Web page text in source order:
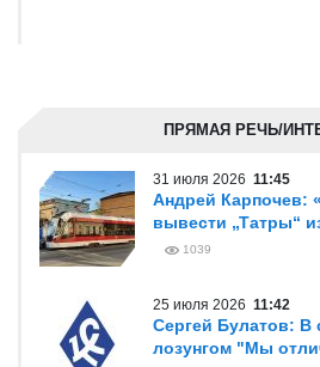
ПРЯМАЯ РЕЧЬ/
31 июля 2026 11:45
Андрей Карпочев:
вывести „Татры“
1039
25 июля 2026 11:42
Сергей Булатов: В
лозунгом "Мы